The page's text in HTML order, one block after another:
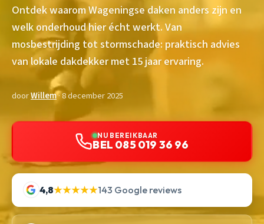
Ontdek waarom Wageningse daken anders zijn en
welk onderhoud hier écht werkt. Van
mosbestrijding tot stormschade: praktisch advies
van lokale dakdekker met 15 jaar ervaring.
doorWillem· 8 december 2025
NU BEREIKBAAR
BEL 085 019 36 96
4,8★★★★★143 Google reviews